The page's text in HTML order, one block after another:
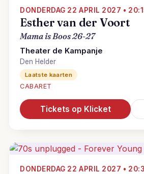
DONDERDAG 22 APRIL 2027 •
Esther van der Voort
Mama is Boos 26-27
Theater de Kampanje
Den Helder
Laatste kaarten
CABARET
Tickets op Klicket
DONDERDAG 22 APRIL 2027 •